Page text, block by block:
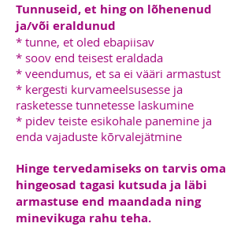
Tunnuseid, et hing on lõhenenud
ja/või eraldunud
* tunne, et oled ebapiisav
* soov end teisest eraldada
* veendumus, et sa ei vääri armastust
* kergesti kurvameelsusesse ja
rasketesse tunnetesse laskumine
* pidev teiste esikohale panemine ja
enda vajaduste kõrvalejätmine
Hinge tervedamiseks on tarvis oma
hingeosad tagasi kutsuda ja läbi
armastuse end maandada ning
minevikuga rahu teha.